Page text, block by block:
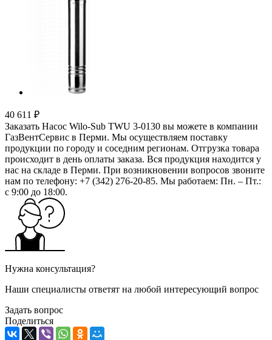
40 611 ₽
Заказать Насос Wilo-Sub TWU 3-0130 вы можете в компании
ГазВентСервис в Перми. Мы осуществляем поставку
продукции по городу и соседним регионам. Отгрузка товара
происходит в день оплаты заказа. Вся продукция находится у
нас на складе в Перми. При возникновении вопросов звоните
нам по телефону: +7 (342) 276-20-85. Мы работаем: Пн. – Пт.:
с 9:00 до 18:00.
Нужна консультация?
Наши специалисты ответят на любой интересующий вопрос
Задать вопрос
Поделиться